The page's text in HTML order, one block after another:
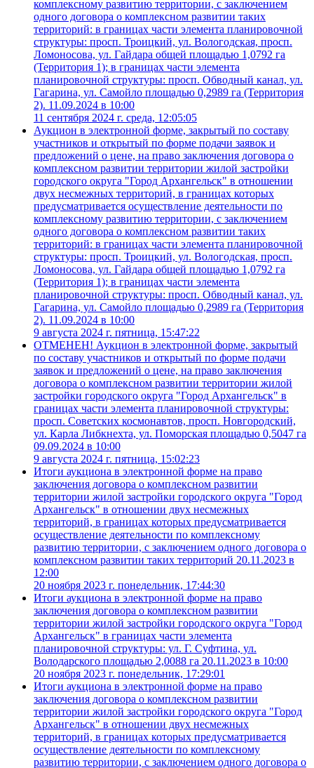
комплексному развитию территории, с заключением
одного договора о комплексном развитии таких
территорий: в границах части элемента планировочной
структуры: просп. Троицкий, ул. Вологодская, просп.
Ломоносова, ул. Гайдара общей площадью 1,0792 га
(Территория 1); в границах части элемента
планировочной структуры: просп. Обводный канал, ул.
Гагарина, ул. Самойло площадью 0,2989 га (Территория
2). 11.09.2024 в 10:00
11 сентября 2024 г. среда, 12:05:05
Аукцион в электронной форме, закрытый по составу
участников и открытый по форме подачи заявок и
предложений о цене, на право заключения договора о
комплексном развитии территории жилой застройки
городского округа "Город Архангельск" в отношении
двух несмежных территорий, в границах которых
предусматривается осуществление деятельности по
комплексному развитию территории, с заключением
одного договора о комплексном развитии таких
территорий: в границах части элемента планировочной
структуры: просп. Троицкий, ул. Вологодская, просп.
Ломоносова, ул. Гайдара общей площадью 1,0792 га
(Территория 1); в границах части элемента
планировочной структуры: просп. Обводный канал, ул.
Гагарина, ул. Самойло площадью 0,2989 га (Территория
2). 11.09.2024 в 10:00
9 августа 2024 г. пятница, 15:47:22
ОТМЕНЕН! Аукцион в электронной форме, закрытый
по составу участников и открытый по форме подачи
заявок и предложений о цене, на право заключения
договора о комплексном развитии территории жилой
застройки городского округа "Город Архангельск" в
границах части элемента планировочной структуры:
просп. Советских космонавтов, просп. Новгородский,
ул. Карла Либкнехта, ул. Поморская площадью 0,5047 га
09.09.2024 в 10:00
9 августа 2024 г. пятница, 15:02:23
Итоги аукциона в электронной форме на право
заключения договора о комплексном развитии
территории жилой застройки городского округа "Город
Архангельск" в отношении двух несмежных
территорий, в границах которых предусматривается
осуществление деятельности по комплексному
развитию территории, с заключением одного договора о
комплексном развитии таких территорий 20.11.2023 в
12:00
20 ноября 2023 г. понедельник, 17:44:30
Итоги аукциона в электронной форме на право
заключения договора о комплексном развитии
территории жилой застройки городского округа "Город
Архангельск" в границах части элемента
планировочной структуры: ул. Г. Суфтина, ул.
Володарского площадью 2,0088 га 20.11.2023 в 10:00
20 ноября 2023 г. понедельник, 17:29:01
Итоги аукциона в электронной форме на право
заключения договора о комплексном развитии
территории жилой застройки городского округа "Город
Архангельск" в отношении двух несмежных
территорий, в границах которых предусматривается
осуществление деятельности по комплексному
развитию территории, с заключением одного договора о